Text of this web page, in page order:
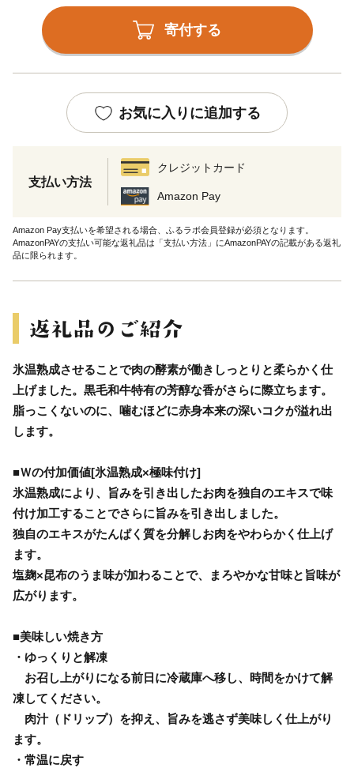
寄付する
お気に入りに追加する
支払い方法
クレジットカード
Amazon Pay
Amazon Pay支払いを希望される場合、ふるラボ会員登録が必須となります。
AmazonPAYの支払い可能な返礼品は「支払い方法」にAmazonPAYの記載がある返礼
品に限られます。
氷温熟成させることで肉の酵素が働きしっとりと柔らかく仕
上げました。黒毛和牛特有の芳醇な香がさらに際立ちます。
脂っこくないのに、噛むほどに赤身本来の深いコクが溢れ出
します。
■Ｗの付加価値[氷温熟成×極味付け]
氷温熟成により、旨みを引き出したお肉を独自のエキスで味
付け加工することでさらに旨みを引き出しました。
独自のエキスがたんぱく質を分解しお肉をやわらかく仕上げ
ます。
塩麹×昆布のうま味が加わることで、まろやかな甘味と旨味が
広がります。
■美味しい焼き方
・ゆっくりと解凍
お召し上がりになる前日に冷蔵庫へ移し、時間をかけて解
凍してください。
肉汁（ドリップ）を抑え、旨みを逃さず美味しく仕上がり
ます。
・常温に戻す